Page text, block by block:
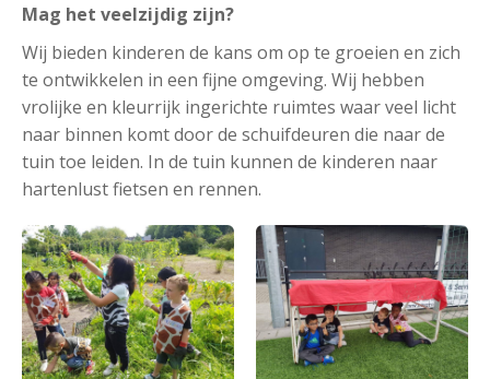
Mag het veelzijdig zijn?
Wij bieden kinderen de kans om op te groeien en zich
te ontwikkelen in een fijne omgeving. Wij hebben
vrolijke en kleurrijk ingerichte ruimtes waar veel licht
naar binnen komt door de schuifdeuren die naar de
tuin toe leiden. In de tuin kunnen de kinderen naar
hartenlust fietsen en rennen.